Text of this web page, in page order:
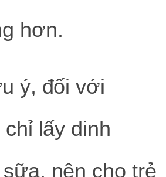
hơn.
ý, đối với
lấy dinh
nên cho trẻ